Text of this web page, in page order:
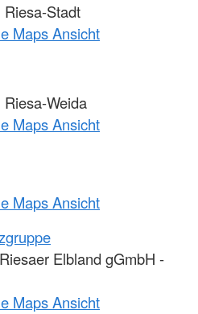
Stadt
Maps Ansicht
Weida
Maps Ansicht
Maps Ansicht
Elbland gGmbH -
Maps Ansicht